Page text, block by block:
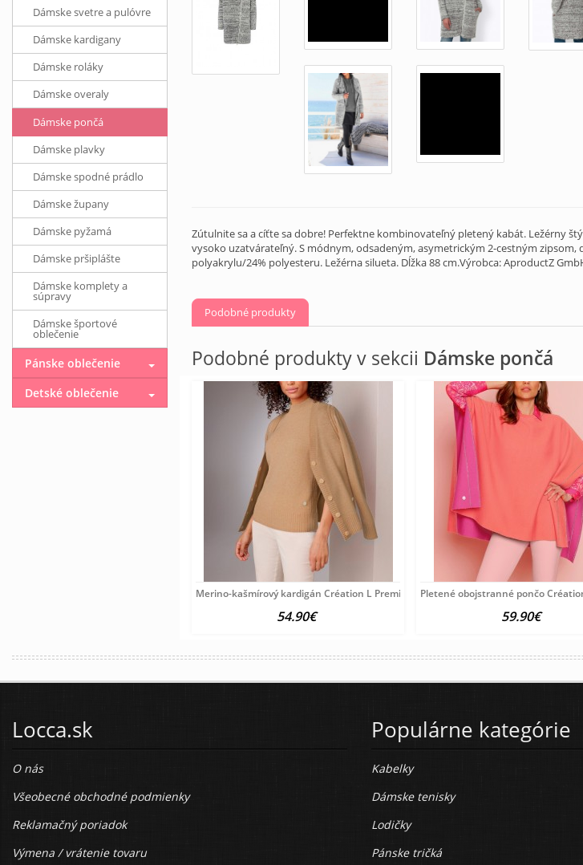
Zútulnite sa a cíťte sa dobre! Perfektne kombinovateľný pletený kabát. Ležérny
vysoko uzatvárateľný. S módnym, odsadeným, asymetrickým 2-cestným
polyakrylu/24% polyesteru. Ležérna silueta. Dĺžka 88 cm.Výrobca: AproductZ
Podobné produkty
Podobné produkty v sekcii Dámske pončá
Merino-kašmírový kardigán Création L Premium, hnedá-melanž
54.90€
Pletené obojstranné pončo
59.90€
Dámske svetre a pulóvre
Dámske kardigany
Dámske roláky
Dámske overaly
Dámske pončá
Dámske plavky
Dámske spodné prádlo
Dámske župany
Dámske pyžamá
Dámske pršiplášte
Dámske komplety a
súpravy
Dámske športové
oblečenie
Pánske oblečenie
Detské oblečenie
Locca.sk
O nás
Všeobecné obchodné podmienky
Reklamačný poriadok
Výmena / vrátenie tovaru
Populárne kategórie
Kabelky
Dámske tenisky
Lodičky
Pánske tričká